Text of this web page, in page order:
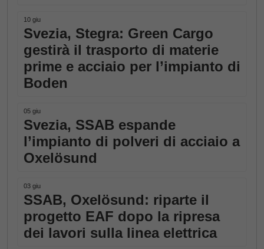
10 giu
Svezia, Stegra: Green Cargo
gestirà il trasporto di materie
prime e acciaio per l’impianto di
Boden
05 giu
Svezia, SSAB espande
l’impianto di polveri di acciaio a
Oxelösund
03 giu
SSAB, Oxelösund: riparte il
progetto EAF dopo la ripresa
dei lavori sulla linea elettrica